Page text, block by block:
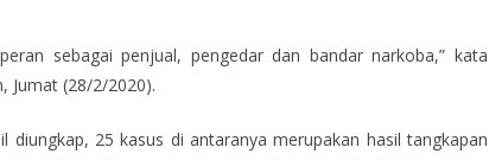
sebagai penjual, pengedar dan bandar narkoba,” kata
Jumat (28/2/2020).
diungkap, 25 kasus di antaranya merupakan hasil tangkapan